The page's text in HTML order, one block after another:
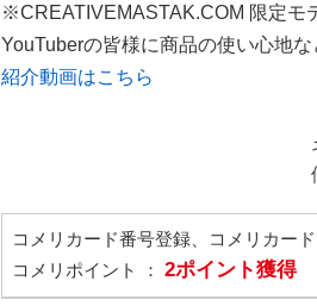
※CREATIVEMASTAK.COM 限定モ
YouTuberの皆様に商品の使い心地
紹介動画はこちら
コメリカード番号登録、コメリカー
コメリポイント ： 2ポイント獲得